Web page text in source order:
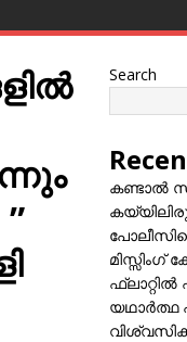
Search
കണ്ടാൽ
യഥാർത്ഥ